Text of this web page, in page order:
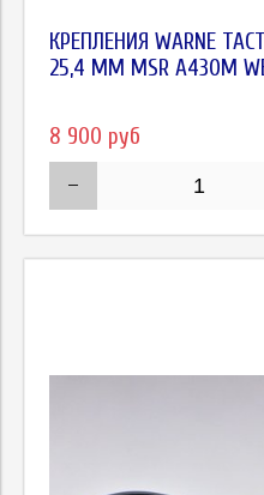
КРЕПЛЕНИЯ WARNE
25,4 ММ MSR A430M
8 900 руб